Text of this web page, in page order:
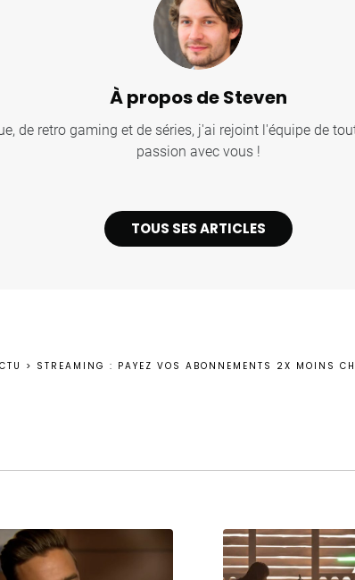
À propos de Steven
de retro gaming et de séries, j'ai rejoint l'équipe de
passion avec vous !
TOUS SES ARTICLES
> STREAMING : PAYEZ VOS ABONNEMENTS 2X MOINS